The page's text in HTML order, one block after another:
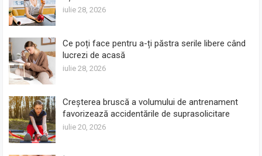
iulie 28, 2026
Ce poți face pentru a-ți păstra serile libere când
lucrezi de acasă
iulie 28, 2026
Creșterea bruscă a volumului de antrenament
favorizează accidentările de suprasolicitare
iulie 20, 2026